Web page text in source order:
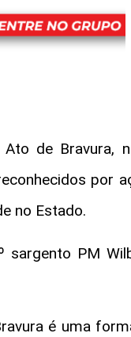
de Bravura,
por
no Estado.
sargento PM
é uma